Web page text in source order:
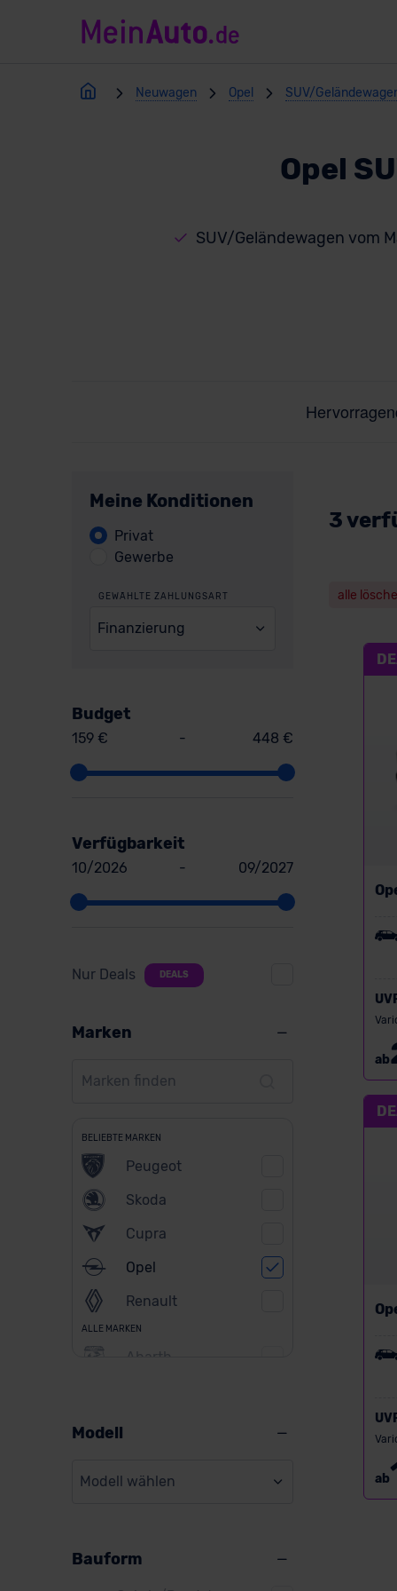
Neuwagen Opel SUV/
Opel
SUV/Geländewagen vom
Meine Konditionen
Privat
Gewerbe
GEWÄHLTE ZAHLUNGSART
Finanzierung
Budget
159 € - 448 €
Verfügbarkeit
10/2026 - 09/2027
Nur Deals DEALS
Marken
BELIEBTE MARKEN
Peugeot
Skoda
Cupra
Opel
Renault
ALLE MARKEN
Abarth
BMW
Citroen
Modell
Modell wählen
Bauform
3
alle
ab
ab